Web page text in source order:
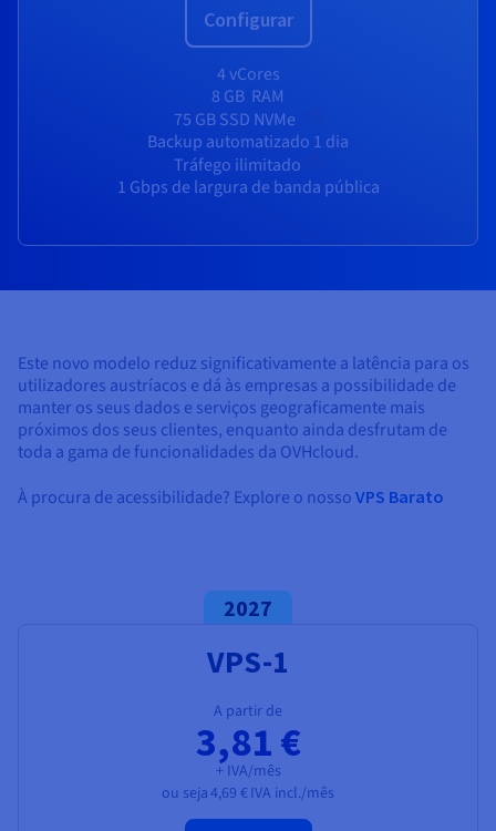
Disponibilidade por regiões
Configurar
4 vCores
8 GB RAM
75 GB SSD NVMe
Backup automatizado 1 dia
Tráfego ilimitado
1 Gbps de largura de banda pública
Este novo modelo reduz significativamente a latência para os
utilizadores austríacos e dá às empresas a possibilidade de
manter os seus dados e serviços geograficamente mais
próximos dos seus clientes, enquanto ainda desfrutam de
toda a gama de funcionalidades da OVHcloud.
À procura de acessibilidade? Explore o nosso VPS Barato
2027
VPS-1
A partir de
3,81 €
+ IVA/mês
ou seja4,69 € IVA incl./mês